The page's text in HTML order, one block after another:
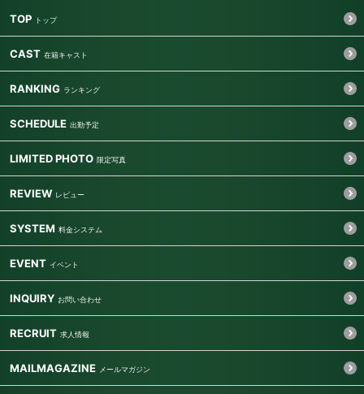
TOP
CAST
RANKING
SCHEDULE
LIMITED PHOTO
REVIEW
SYSTEM
EVENT
INQUIRY
RECRUIT
MAILMAGAZINE